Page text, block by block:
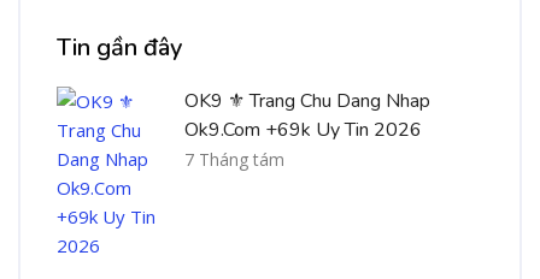
Tin gần đây
OK9 ⚜️ Trang Chu Dang Nhap
Ok9.Com +69k Uy Tin 2026
7 Tháng tám